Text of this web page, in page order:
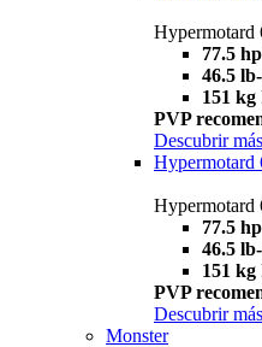
77.5 hp
46.5
151 kg
PVP
Descubrir más
77.5 hp
46.5
151 kg
PVP
Descubrir más
Monster